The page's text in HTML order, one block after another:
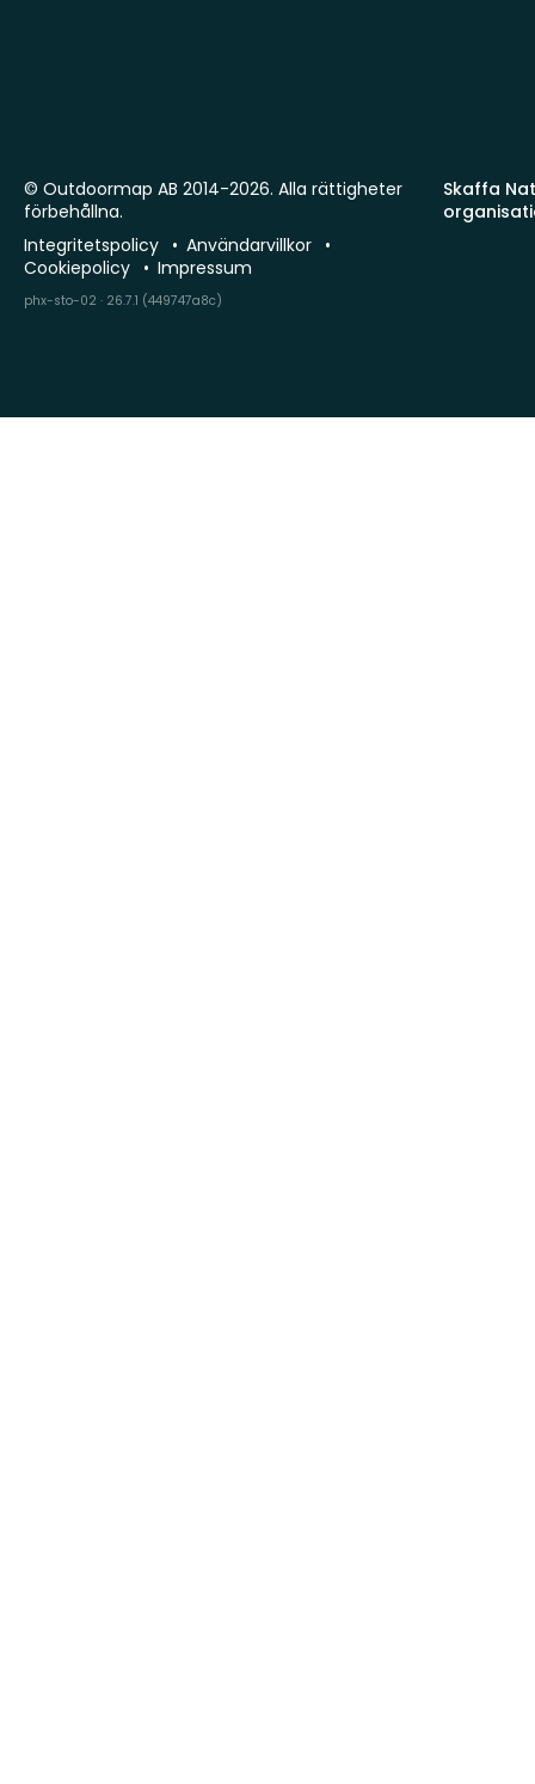
Skaffa
© Outdoormap AB 2014-2026. Alla rättigheter
förbehållna.
Integritetspolicy
Användarvillkor
Cookiepolicy
Impressum
phx-sto-02 · 26.7.1 (449747a8c)